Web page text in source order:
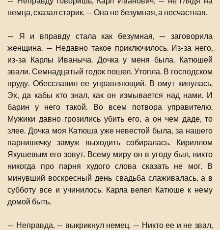
немца, сказал старик. — Она не безумная, а несчастная.
— Я и вправду стала как безумная, — заговорила
женщина. — Недавно такое приключилось. Из-за него,
из-за Карлы Иваныча. Дочка у меня была. Катюшей
звали. Семнадцатый годок пошел. Утопла. В господском
пруду. Обесславил ее управляющий. В омут кинулась.
Эх, да кабы кто знал, как он измывается над нами. И
барин у него такой. Во всем потвора управителю.
Мужики давно грозились убить его, а он чем даде, то
злее. Дочка моя Катюша уже невестой была, за нашего
парнишечку замуж выходить собиралась. Кириллом
Якушевым его зовут. Всему миру он в угоду был, никто
никогда про парня худого слова сказать не мог. В
минувший воскресный день свадьба слаживалась, а в
субботу все и учинилось. Карла велел Катюше к нему
домой быть.
— Неправда, — выкрикнул немец. — Никто ее и не звал,